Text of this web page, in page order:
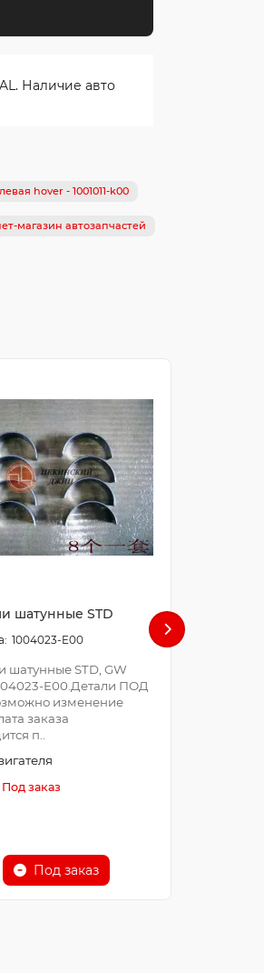
Наличие авто
hover - 1001011-k00
магазин автозапчастей
шатунные STD
1004023-E00
шатунные STD, GW
E00.Детали ПОД
изменение
заказа
п..
Под заказ
Под заказ